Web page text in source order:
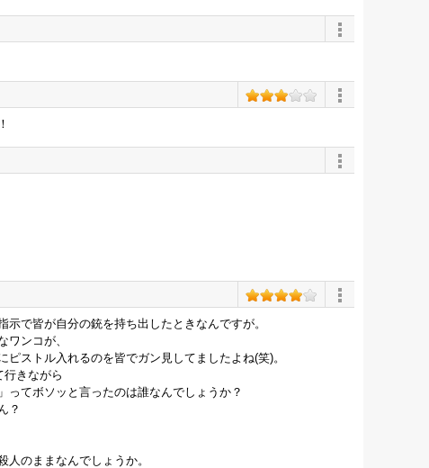
で皆が自分の銃を持ち出したときなんですが。
ワンコが、
ピストル入れるのを皆でガン見してましたよね(笑)。
行きながら
ってボソッと言ったのは誰なんでしょうか？
？
人のままなんでしょうか。